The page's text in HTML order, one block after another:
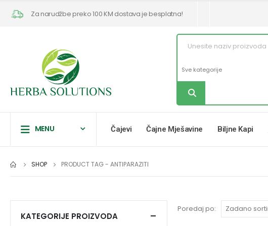
Za narudžbe preko 100 KM dostava je besplatna!
MENU Čajevi Čajne Mješavine Biljne Kapi
SHOP PRODUCT TAG - ANTIPARAZITI
Poredaj po:
KATEGORIJE PROIZVODA